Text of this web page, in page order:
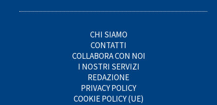
CHI SIAMO
CONTATTI
COLLABORA CON NOI
I NOSTRI SERVIZI
REDAZIONE
PRIVACY POLICY
COOKIE POLICY (UE)